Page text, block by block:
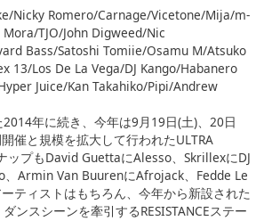
Bahasa Indonesia
Nicky Romero/Carnage/Vicetone/Mija/m-
TJO/John Digweed/Nic
Bass/Satoshi Tomiie/Osamu M/Atsuko
13/Los De La Vega/DJ Kango/Habanero
Juice/Kan Takahiko/Pipi/Andrew
年に続き、今年は9月19日(土)、20日
催と規模を拡大して行われたULTRA
ップもDavid GuettaにAlesso、SkrillexにDJ
、Armin Van BuurenにAfrojack、Fedde Le
ティストはもちろん、今年から新設された
ンスシーンを牽引するRESISTANCEステー